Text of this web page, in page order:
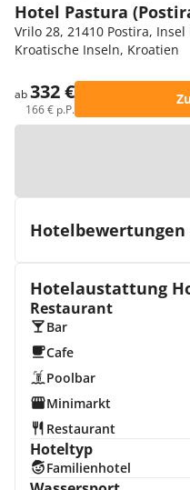
Hotel Pastura
Vrilo 28, 21410 Postira,
Kroatische Inseln, Kroatien
ab332 €
166 € p.P.
Hotelaustattung
Restaurant
Bar
Cafe
Poolbar
Minimarkt
Restaurant
Hoteltyp
Familienhotel